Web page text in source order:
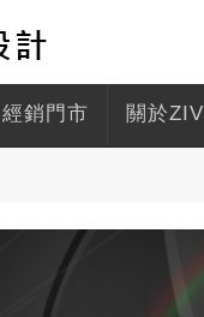
經銷門市 關於ZIV